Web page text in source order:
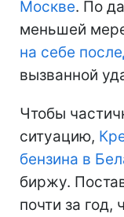
Москве. По
меньшей
на себе
вызванной
Чтобы
ситуацию,
бензина в
биржу.
почти за год,